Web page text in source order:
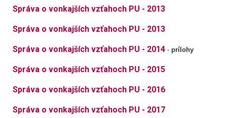
Správa o vonkajších vzťahoch PU - 2013
Správa o vonkajších vzťahoch PU - 2013
Správa o vonkajších vzťahoch PU - 2014 - prílohy
Správa o vonkajších vzťahoch PU - 2015
Správa o vonkajších vzťahoch PU - 2016
Správa o vonkajších vzťahoch PU - 2017